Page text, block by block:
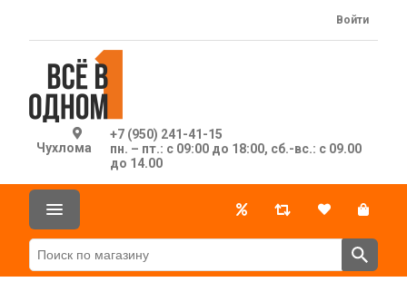
Чухлома
+7 (950) 241-41-15
пн. – пт.: с 09:00 до 18:00, сб.-вс.: с 09.00
до 14.00
Войти